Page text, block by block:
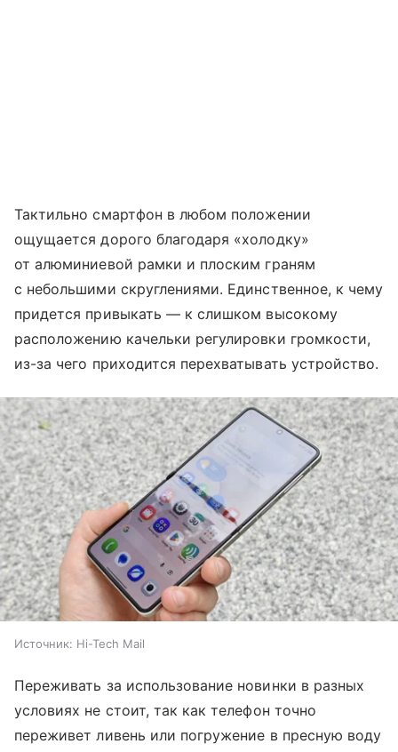
Тактильно смартфон в любом положении
ощущается дорого благодаря «холодку»
от алюминиевой рамки и плоским граням
с небольшими скруглениями. Единственное, к чему
придется привыкать — к слишком высокому
расположению качельки регулировки громкости,
из-за чего приходится перехватывать устройство.
Источник: Hi-Tech Mail
Переживать за использование новинки в разных
условиях не стоит, так как телефон точно
переживет ливень или погружение в пресную воду